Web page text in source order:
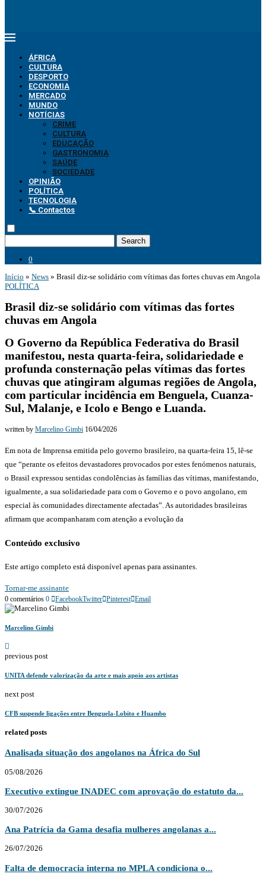
ÁFRICA
CULTURA
DESPORTO
ECONOMIA
MERCADO
MUNDO
NOTÍCIAS
CRIME
CULTURA
EDUCAÇÃO
GASTRONOMIA
SAÚDE
SOCIEDADE
OPINIÃO
POLÍTICA
TECNOLOGIA
📞 Contactos
Search
0
Início » News » Brasil diz-se solidário com vítimas das fortes chuvas em Angola
POLÍTICA
Brasil diz-se solidário com vítimas das fortes
chuvas em Angola
O Governo da República Federativa do Brasil
manifestou, nesta quarta-feira, solidariedade e
profunda consternação pelas vítimas das fortes
chuvas que atingiram algumas regiões de Angola,
com particular incidência em Benguela, Cuanza-
Sul, Malanje, e Icolo e Bengo e Luanda.
written by Marcelino Gimbi 16/04/2026
Em nota de Imprensa emitida pelo governo brasileiro, na quarta-feira 15, lê-se
que “perante os efeitos devastadores provocados por estes fenómenos naturais,
o Brasil expressou sentidas condolências às famílias das vítimas, manifestando,
igualmente, a sua solidariedade para com o Governo e o povo angolano, em
especial às comunidades directamente afectadas”. As autoridades brasileiras
afirmam que acompanharam com atenção a evolução da
Conteúdo exclusivo
Este artigo completo está disponível apenas para assinantes.
Tornar-me assinante
0 comentários 0 FacebookTwitter Pinterest Email
Marcelino Gimbi
previous post
UNITA defende valorização da arte e mais apoio aos artistas
next post
CFB suspende ligações entre Benguela-Lobito e Huambo
related posts
Analisada situação dos angolanos na África do Sul
05/08/2026
Executivo extingue INADEC com aprovação do estatuto da...
30/07/2026
Ana Patrícia da Gama desafia mulheres angolanas a...
26/07/2026
Falta de democracia interna no MPLA condiciona o...